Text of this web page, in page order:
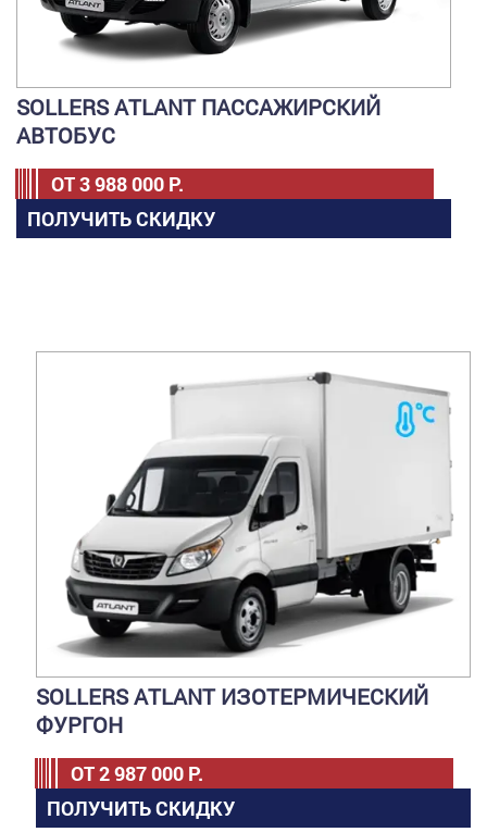
SOLLERS ATLANT ПАССАЖИРСКИЙ
АВТОБУС
ОТ3 988 000 Р.
ПОЛУЧИТЬ СКИДКУ
SOLLERS ATLANT ИЗОТЕРМИЧЕСКИЙ
ФУРГОН
ОТ2 987 000 Р.
ПОЛУЧИТЬ СКИДКУ